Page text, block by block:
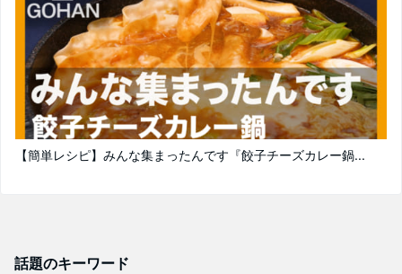
【簡単レシピ】みんな集まったんです『餃子チーズカレー鍋...
話題のキーワード